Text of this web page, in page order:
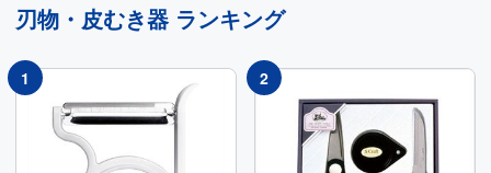
刃物・皮むき器 ランキング